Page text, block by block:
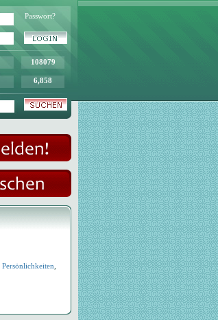
Passwort?
108079
6,858
Persönlichkeiten